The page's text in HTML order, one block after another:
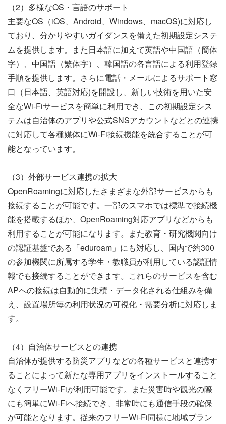
（2）多様なOS・言語のサポート
主要なOS（iOS、Android、Windows、macOS)に対応し
ており、分かりやすいガイダンスを備えた初期設定システ
ムを提供します。また日本語に加えて英語や中国語（簡体
字）、中国語（繁体字）、韓国語の各言語による利用登録
手順を提供します。さらに電話・メールによるサポート窓
口（日本語、英語対応)を開設し、新しい技術を用いた安
全なWi-Fiサービスを簡単に利用でき、この初期設定シス
テムは自治体のアプリや公式SNSアカウントなどとの連携
に対応して各種媒体にWi-Fi接続機能を統合することが可
能となっています。
（3）外部サービス連携の拡大
OpenRoamingに対応したさまざまな外部サービスからも
接続することが可能です。一部のスマホでは標準で接続機
能を搭載するほか、OpenRoaming対応アプリなどからも
利用することが可能になります。また教育・研究機関向け
の認証基盤である「eduroam」にも対応し、国内で約300
の参加機関に所属する学生・教職員が利用している認証情
報でも接続することができます。これらのサービスを含む
APへの接続は自動的に集積・データ化される仕組みを備
え、設置場所毎の利用状況の可視化・需要分析に対応しま
す。
（4）自治体サービスとの連携
自治体が提供する防災アプリなどの各種サービスと連携す
ることによって新たな専用アプリをインストールすること
なくフリーWi-Fiが利用可能です。また災害時や観光の際
にも簡単にWi-Fiへ接続でき、非常時にも通信手段の確保
が可能となります。従来のフリーWi-Fi同様に地域ブラン